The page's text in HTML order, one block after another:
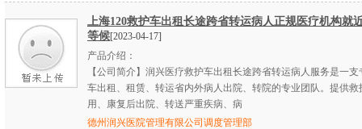
上海120救护车出租长途跨省转运病人正规医疗机构就
等候[2023-04-17]
产品介绍：
【公司简介】润兴医疗救护车出租长途跨省转运病人服务是一支
车出租、租赁、转运省内外病人出院、转院的专业团队。提供救
用、康复后出院、转送严重疾病、病
德州润兴医院管理有限公司调度管理部